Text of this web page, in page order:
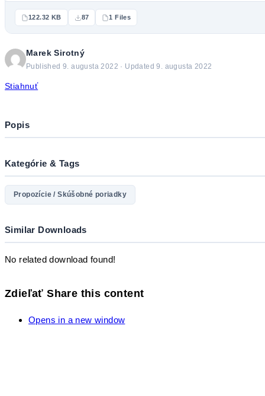
122.32 KB 87 1 Files
Marek Sirotný
Published 9. augusta 2022 · Updated 9. augusta 2022
Stiahnuť
Popis
Kategórie & Tags
Propozície / Skúšobné poriadky
Similar Downloads
No related download found!
Zdieľať Share this content
Opens in a new window